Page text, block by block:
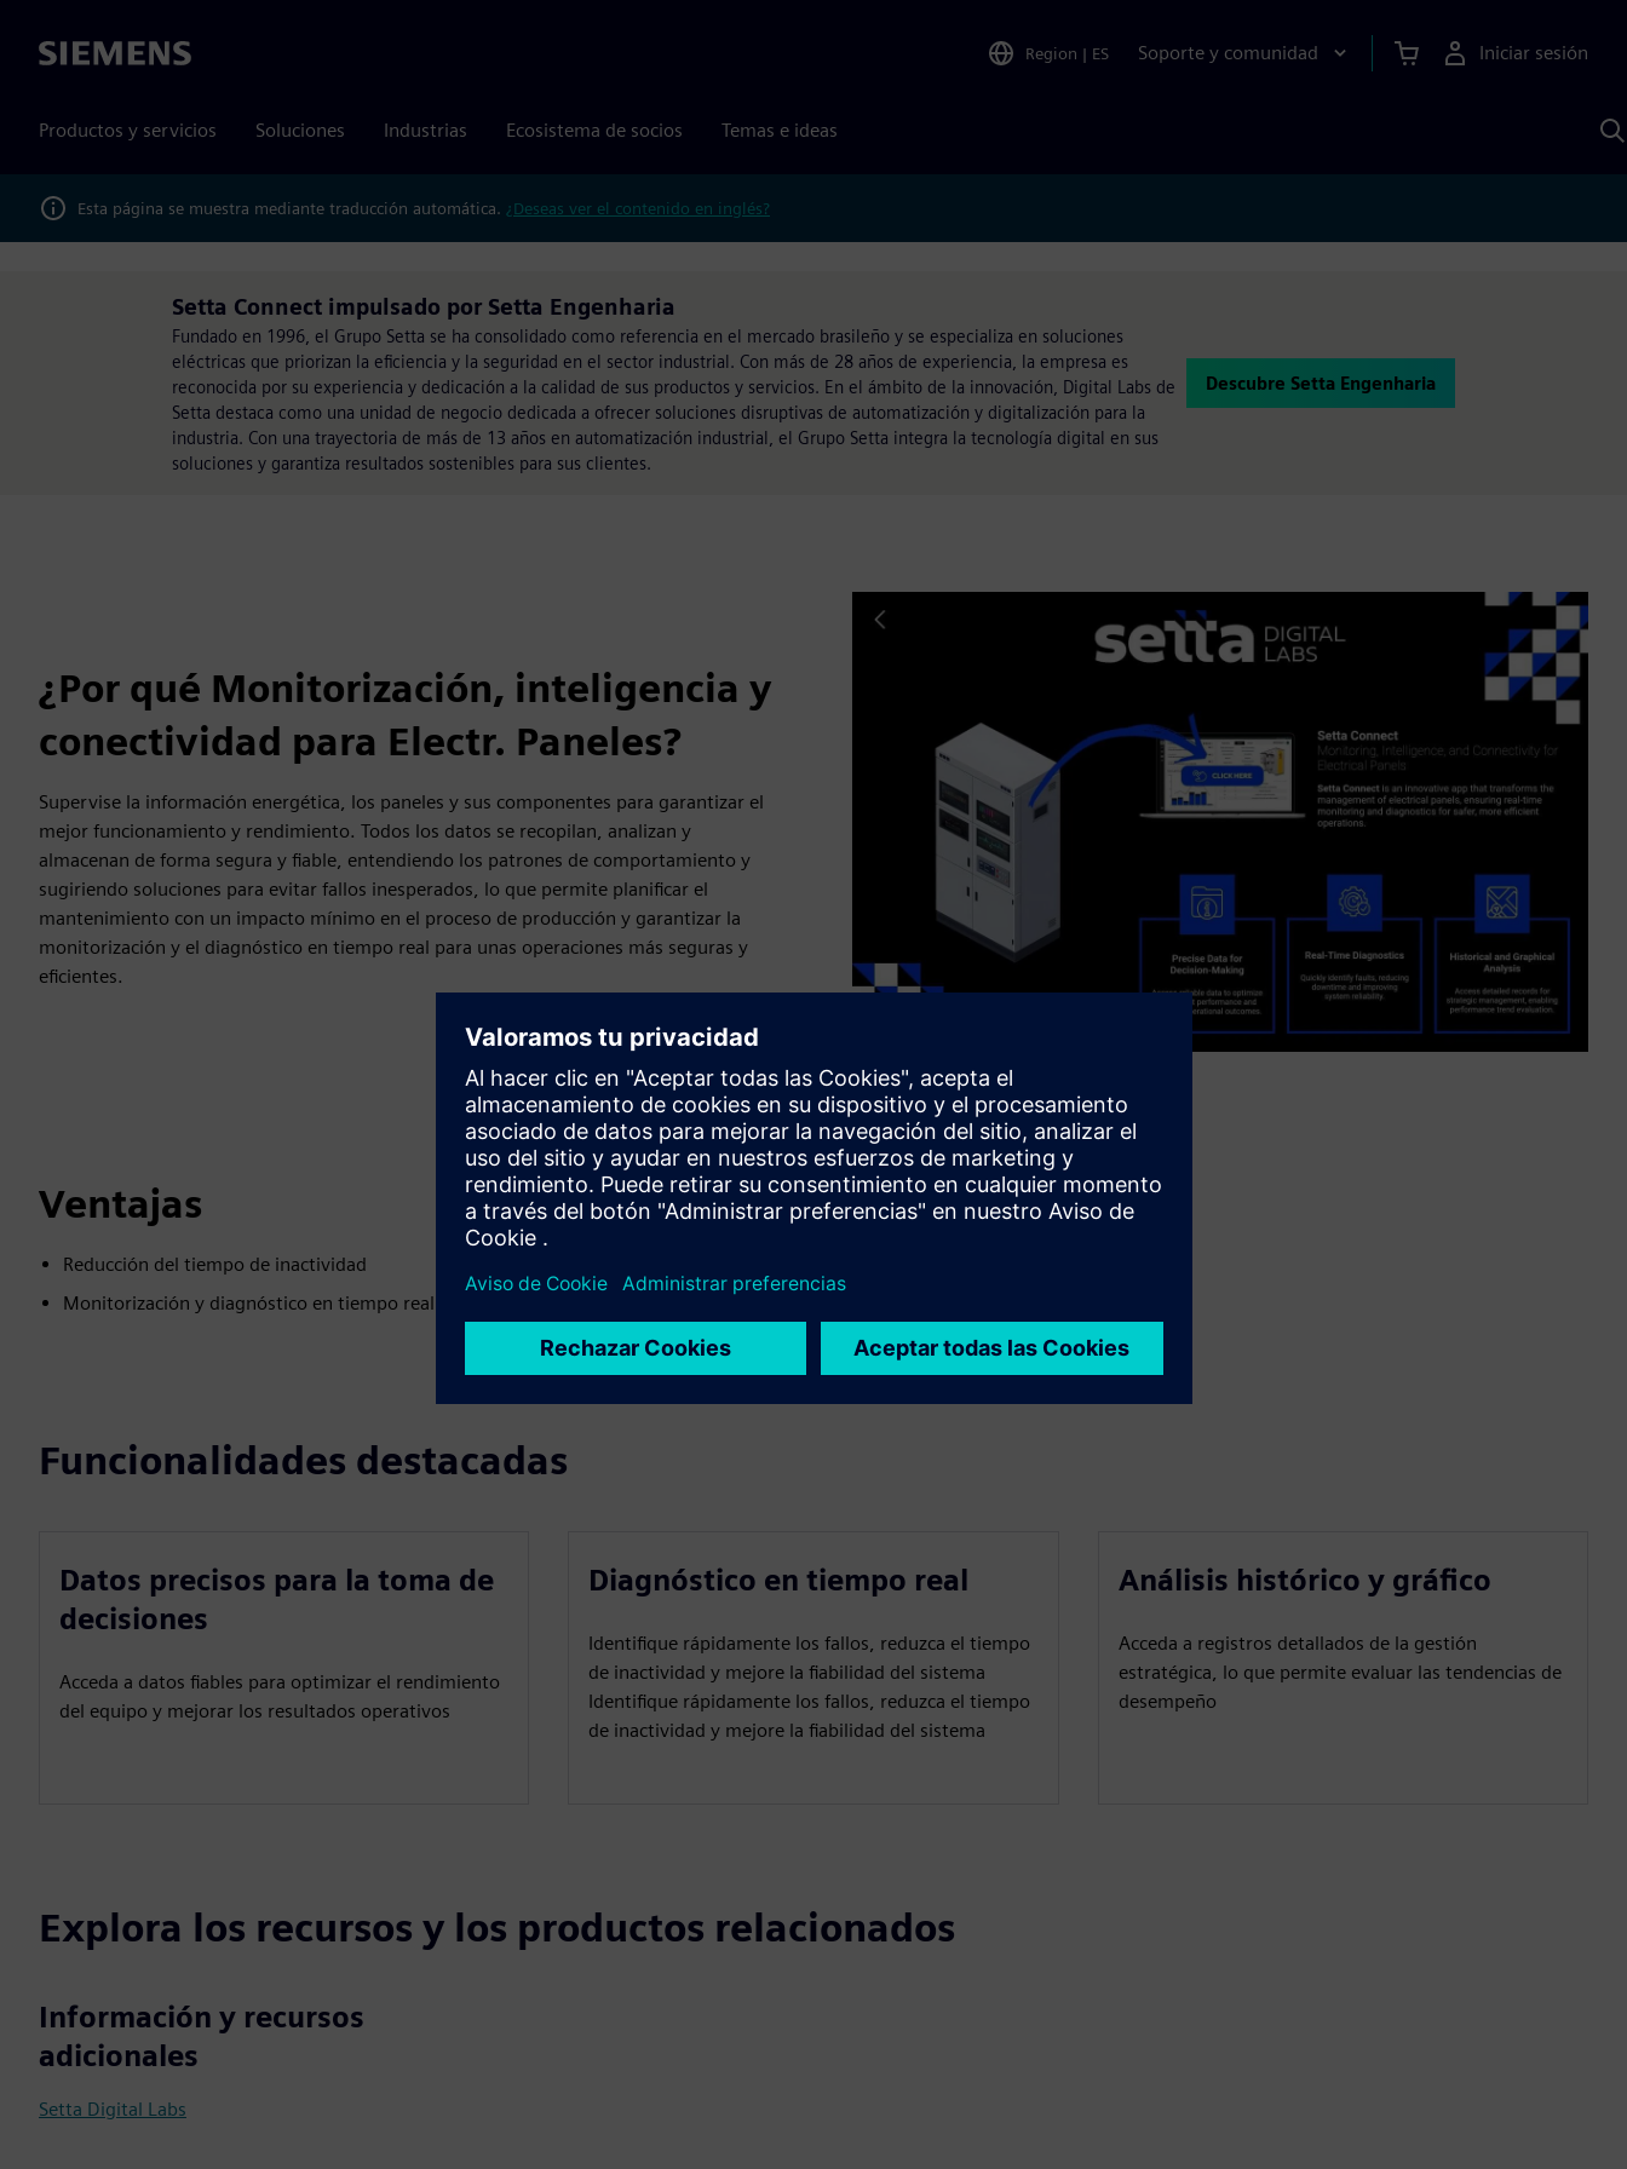
Siemens Region | ES Soporte y comunidad Iniciar sesión
Productos y servicios Soluciones Industrias Ecosistema de socios Temas e ideas
Esta página se muestra mediante traducción automática. ¿Deseas ver el contenido en inglés?
Setta Connect impulsado por Setta Engenharia
Fundado en 1996, el Grupo Setta se ha consolidado como referencia en el mercado brasileño y se especializa en soluciones
eléctricas que priorizan la eficiencia y la seguridad en el sector industrial. Con más de 28 años de experiencia, la empresa es
reconocida por su experiencia y dedicación a la calidad de sus productos y servicios. En el ámbito de la innovación, Digital Labs de
Setta destaca como una unidad de negocio dedicada a ofrecer soluciones disruptivas de automatización y digitalización para la
industria. Con una trayectoria de más de 13 años en automatización industrial, el Grupo Setta integra la tecnología digital en sus
soluciones y garantiza resultados sostenibles para sus clientes.
Descubre Setta Engenharia
¿Por qué Monitorización, inteligencia y
conectividad para Electr. Paneles?
Supervise la información energética, los paneles y sus componentes para garantizar el
mejor funcionamiento y rendimiento. Todos los datos se recopilan, analizan y
almacenan de forma segura y fiable, entendiendo los patrones de comportamiento y
sugiriendo soluciones para evitar fallos inesperados, lo que permite planificar el
mantenimiento con un impacto mínimo en el proceso de producción y garantizar la
monitorización y el diagnóstico en tiempo real para unas operaciones más seguras y
eficientes.
Ventajas
Reducción del tiempo de inactividad
Monitorización y diagnóstico en tiempo real
Funcionalidades destacadas
Datos precisos para la toma de
decisiones
Acceda a datos fiables para optimizar el rendimiento
del equipo y mejorar los resultados operativos
Diagnóstico en tiempo real
Identifique rápidamente los fallos, reduzca el tiempo
de inactividad y mejore la fiabilidad del sistema
Identifique rápidamente los fallos, reduzca el tiempo
de inactividad y mejore la fiabilidad del sistema
Análisis histórico y gráfico
Acceda a registros detallados de la gestión
estratégica, lo que permite evaluar las tendencias de
desempeño
Explora los recursos y los productos relacionados
Información y recursos
adicionales
Setta Digital Labs